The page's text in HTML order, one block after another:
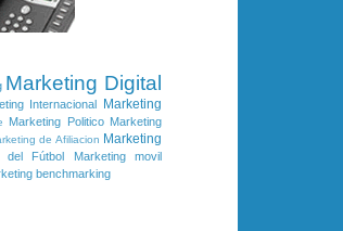
Marketing Digital
Internacional
Marketing
Marketing Politico Marketing
de Afiliacion Marketing
del Fútbol Marketing movil
benchmarking